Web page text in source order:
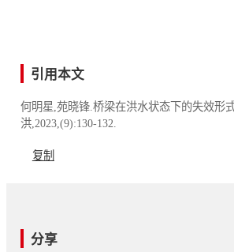
引用本文
何明星,苑晓锋.桥梁在洪水状态下的失效形
洪,2023,(9):130-132.
复制
分享